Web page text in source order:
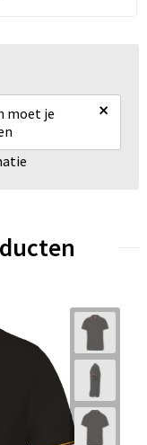
moet je
×